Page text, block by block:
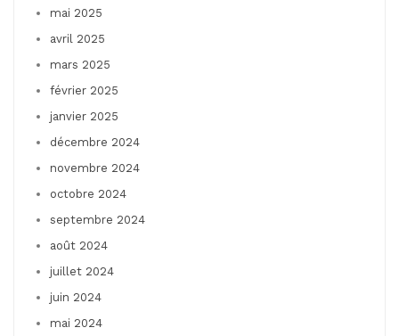
mai 2025
avril 2025
mars 2025
février 2025
janvier 2025
décembre 2024
novembre 2024
octobre 2024
septembre 2024
août 2024
juillet 2024
juin 2024
mai 2024